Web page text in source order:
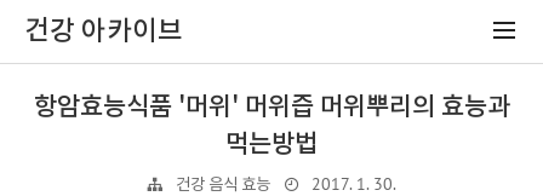
건강 아카이브
항암효능식품 '머위' 머위즙 머위뿌리의 효능과
먹는방법
건강 음식 효능 2017. 1. 30.